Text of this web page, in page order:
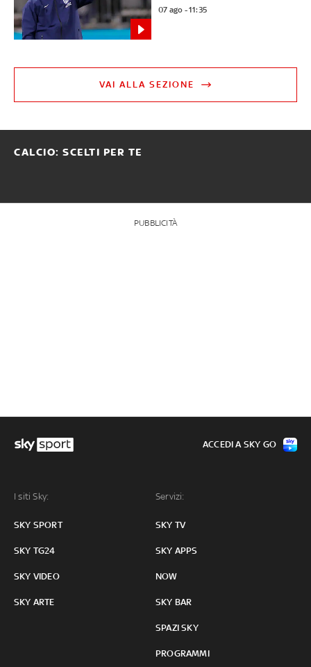
07 ago - 11:35
VAI ALLA SEZIONE
CALCIO: SCELTI PER TE
PUBBLICITÀ
I siti Sky:
SKY SPORT
SKY TG24
SKY VIDEO
SKY ARTE
Servizi:
SKY TV
SKY APPS
NOW
SKY BAR
SPAZI SKY
PROGRAMMI
ACCEDI A SKY GO